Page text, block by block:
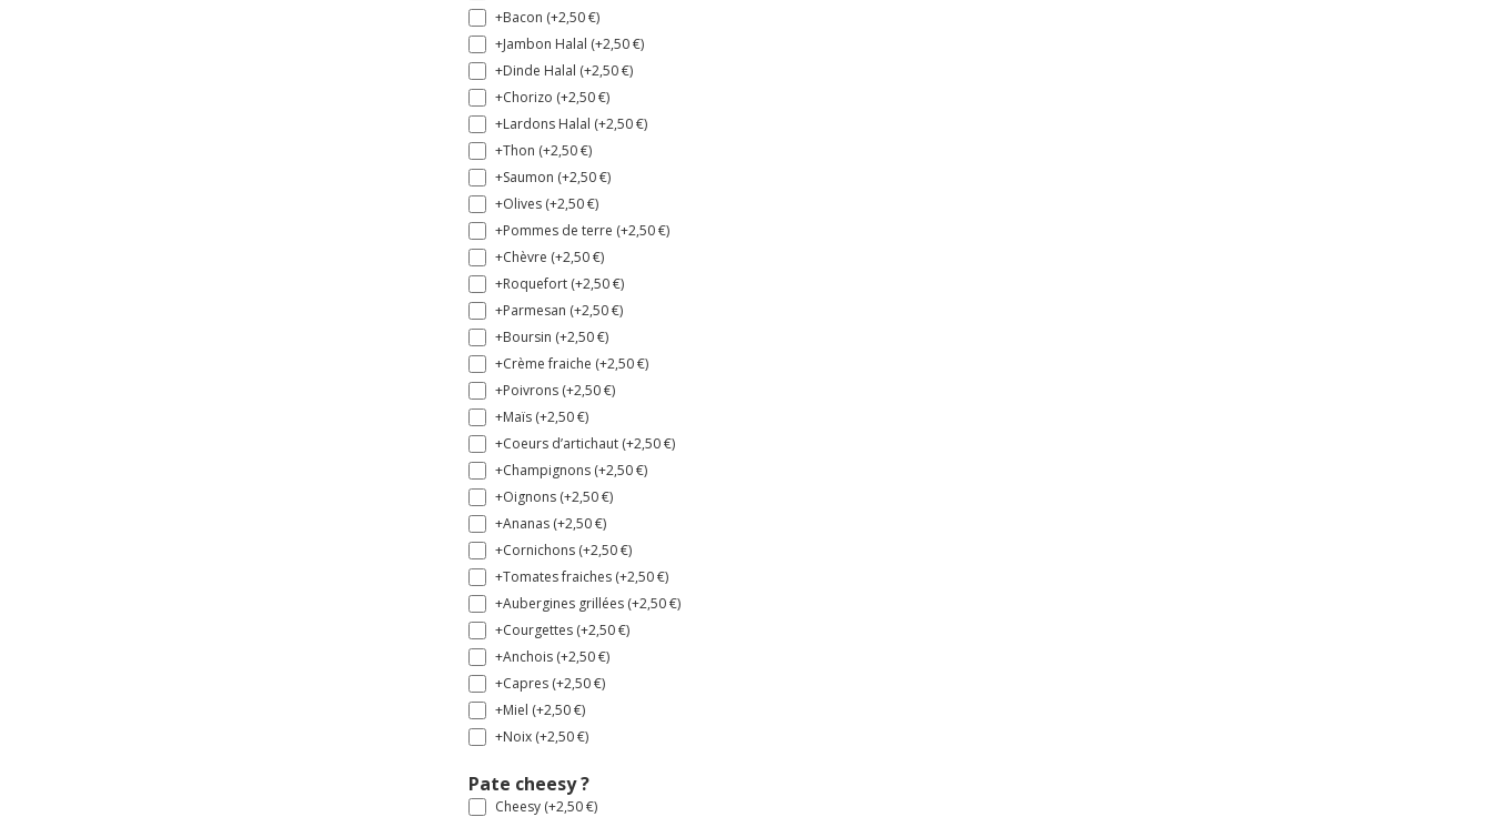
+Bacon (+2,50€)
+Jambon Halal (+2,50€)
+Dinde Halal (+2,50€)
+Chorizo (+2,50€)
+Lardons Halal (+2,50€)
+Thon (+2,50€)
+Saumon (+2,50€)
+Olives (+2,50€)
+Pommes de terre (+2,50€)
+Chèvre (+2,50€)
+Roquefort (+2,50€)
+Parmesan (+2,50€)
+Boursin (+2,50€)
+Crème fraiche (+2,50€)
+Poivrons (+2,50€)
+Maïs (+2,50€)
+Coeurs d’artichaut (+2,50€)
+Champignons (+2,50€)
+Oignons (+2,50€)
+Ananas (+2,50€)
+Cornichons (+2,50€)
+Tomates fraiches (+2,50€)
+Aubergines grillées (+2,50€)
+Courgettes (+2,50€)
+Anchois (+2,50€)
+Capres (+2,50€)
+Miel (+2,50€)
+Noix (+2,50€)
Pate cheesy ?
Cheesy (+2,50€)